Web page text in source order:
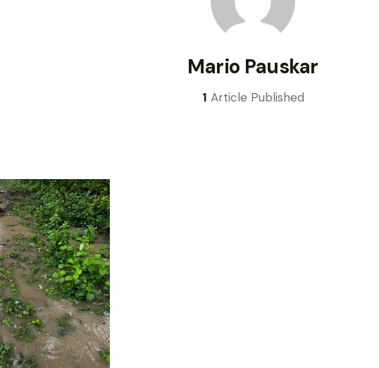
Mario Pauskar
1 Article Published